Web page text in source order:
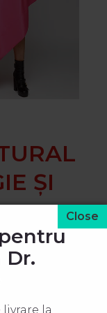
ȘI
Dr.
la